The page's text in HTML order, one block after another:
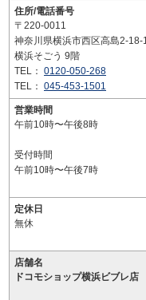
住所/電話番号
〒220-0011
神奈川県横浜市西区高島2-18-
横浜そごう 9階
TEL： 0120-050-268
TEL： 045-453-1501
営業時間
午前10時〜午後8時
受付時間
午前10時〜午後7時
定休日
無休
店舗名
ドコモショップ横浜ビブレ店